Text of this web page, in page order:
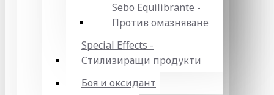
Sebo Equilibrante -
Против омазняване
Special Effects -
Стилизиращи продукти
Боя и оксидант